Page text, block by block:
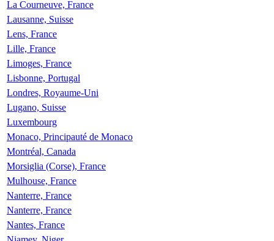
La Courneuve, France
Lausanne, Suisse
Lens, France
Lille, France
Limoges, France
Lisbonne, Portugal
Londres, Royaume-Uni
Lugano, Suisse
Luxembourg
Monaco, Principauté de Monaco
Montréal, Canada
Morsiglia (Corse), France
Mulhouse, France
Nanterre, France
Nanterre, France
Nantes, France